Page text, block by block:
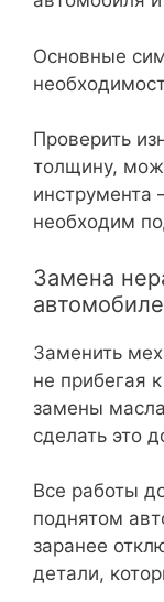
Основные
Проверить
толщину,
инструмента
необходим
Замена
автомобиле
Заменить
не прибегая
замены
сделать это
Все работы
поднятом
заранее
детали,